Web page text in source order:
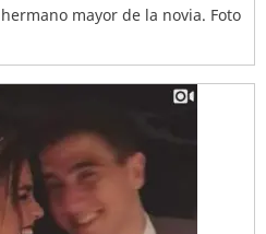
mayor de la novia. Foto